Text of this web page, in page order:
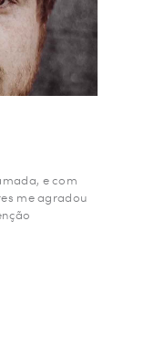
e com
me agradou